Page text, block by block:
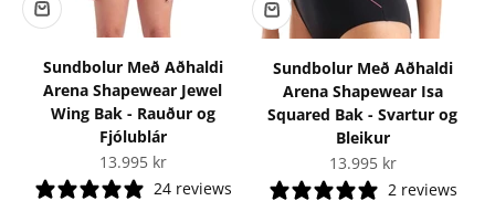
Sundbolur Með Aðhaldi
Arena Shapewear Jewel
Wing Bak - Rauður og
Fjólublár
Tilboðsverð
13.995 kr
24 reviews
Sundbolur Með Aðhaldi
Arena Shapewear Isa
Squared Bak - Svartur og
Bleikur
Tilboðsverð
13.995 kr
2 reviews